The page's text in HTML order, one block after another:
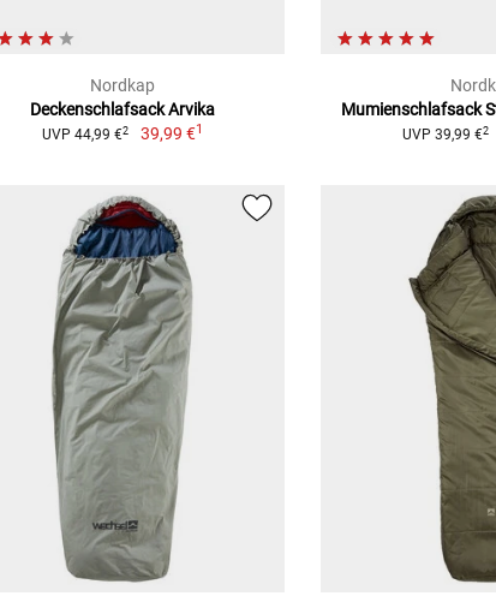
Nordkap
Deckenschlafsack Arvika
UVP 44,99 €2 39,99 €1
Mumienschlafsack
UVP 39,99 €2